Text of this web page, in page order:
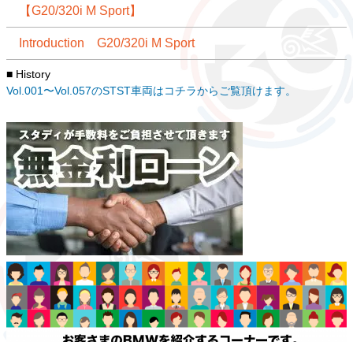
【G20/320i M Sport】
Introduction G20/320i M Sport
■ History
Vol.001〜Vol.057のSTST車両はコチラからご覧頂けます。